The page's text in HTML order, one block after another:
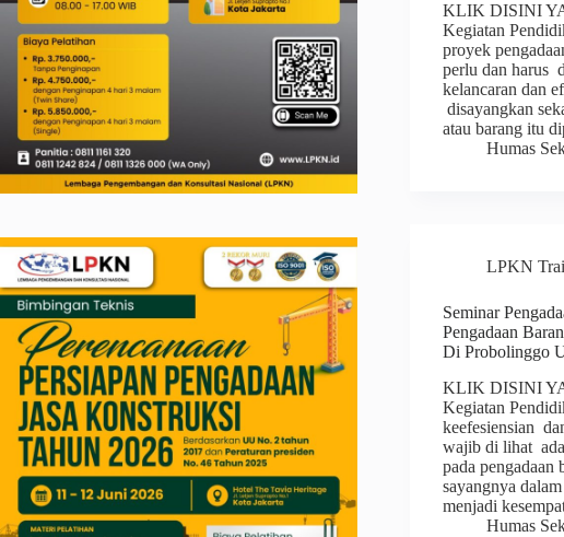
KLIK DISINI
Kegiatan
proyek
perlu dan harus
kelancaran dan
disayangkan
atau barang itu
Humas
LPKN
Seminar
Pengadaan
Di Probolinggo
KLIK DISINI
Kegiatan
keefesiensian
wajib di lihat
pada pengadaan
sayangnya
menjadi
Humas